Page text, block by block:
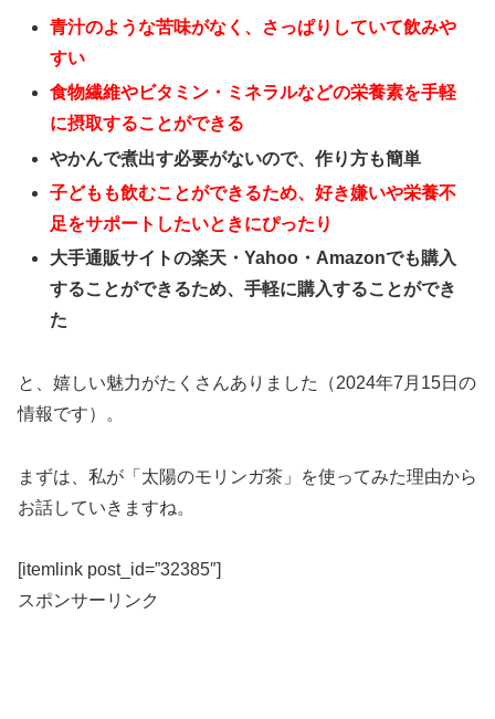
青汁のような苦味がなく、さっぱりしていて飲みや
すい
食物繊維やビタミン・ミネラルなどの栄養素を手軽
に摂取することができる
やかんで煮出す必要がないので、作り方も簡単
子どもも飲むことができるため、好き嫌いや栄養不
足をサポートしたいときにぴったり
大手通販サイトの楽天・Yahoo・Amazonでも購入
することができるため、手軽に購入することができ
た
と、嬉しい魅力がたくさんありました（2024年7月15日の
情報です）。
まずは、私が「太陽のモリンガ茶」を使ってみた理由から
お話していきますね。
[itemlink post_id=”32385″]
スポンサーリンク